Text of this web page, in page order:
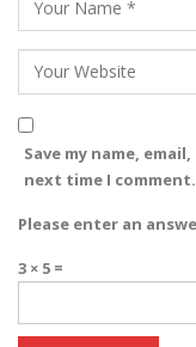
Save my name,
next time I comment.
Please enter an
3 × 5 =